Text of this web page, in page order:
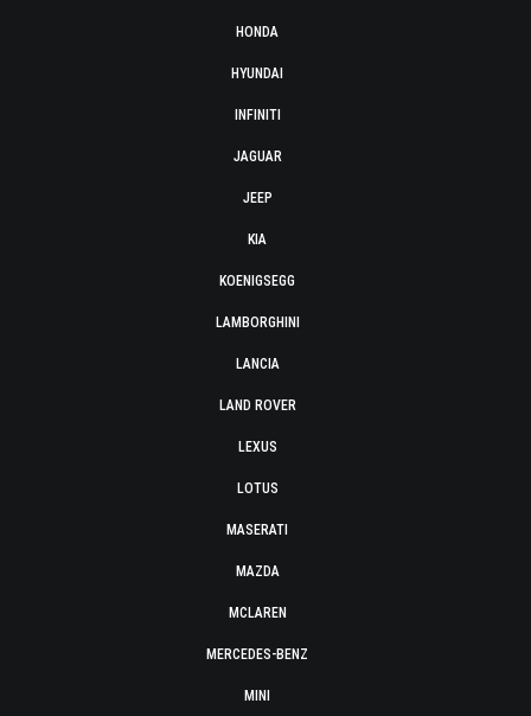
HONDA
HYUNDAI
INFINITI
JAGUAR
JEEP
KIA
KOENIGSEGG
LAMBORGHINI
LANCIA
LAND ROVER
LEXUS
LOTUS
MASERATI
MAZDA
MCLAREN
MERCEDES-BENZ
MINI